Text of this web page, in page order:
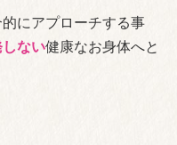
にアプローチする事
ない健康なお身体へと